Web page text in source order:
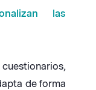
las
de forma